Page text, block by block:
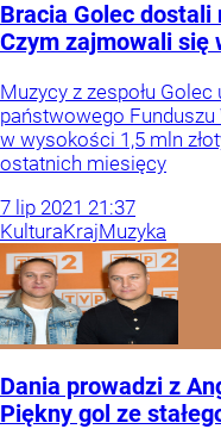
Bracia Golec
Czym zajmowali się
Muzycy z zespołu
państwowego
w wysokości 1,5 mln
ostatnich miesięcy
7 lip 2021 21:37
KulturaKrajMuzyka
Dania prowadzi z
Piękny gol ze